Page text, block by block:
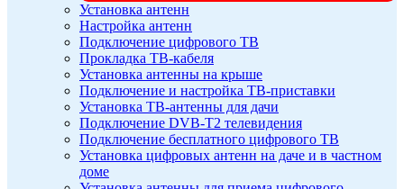
Установка антенн
Настройка антенн
Подключение цифрового ТВ
Прокладка ТВ-кабеля
Установка антенны на крыше
Подключение и настройка ТВ-приставки
Установка ТВ-антенны для дачи
Подключение DVB-T2 телевидения
Подключение бесплатного цифрового ТВ
Установка цифровых антенн на даче и в частном
доме